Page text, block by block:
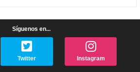
Síguenos en...
Twitter Instagram